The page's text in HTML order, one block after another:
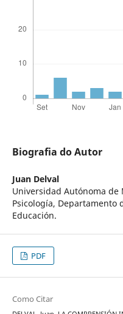
Biografia do Autor
Juan Delval
Universidad Autónoma de
Psicología, Departamento
Educación.
PDF
Como Citar